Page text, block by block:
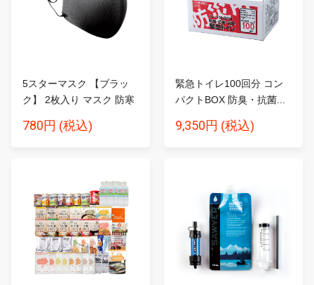
5スターマスク 【ブラッ
ク】 2枚入り マスク 防寒
780円 (税込)
緊急トイレ100回分 コン
パクトBOX 防臭・抗菌...
9,350円 (税込)